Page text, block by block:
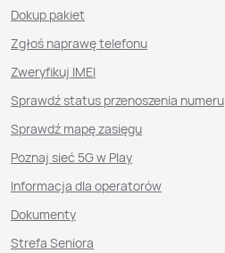
Dokup pakiet
Zgłoś naprawę telefonu
Zweryfikuj IMEI
Sprawdź status przenoszenia numeru
Sprawdź mapę zasięgu
Poznaj sieć 5G w Play
Informacja dla operatorów
Dokumenty
Strefa Seniora